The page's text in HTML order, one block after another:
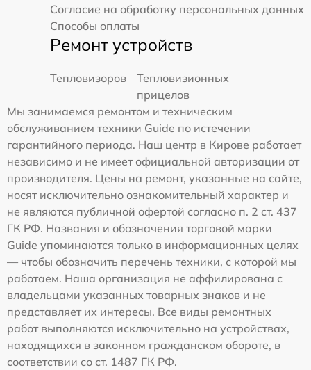
Согласие на обработку персональных данных
Способы оплаты
Ремонт устройств
Тепловизоров
Тепловизионных
прицелов
Мы занимаемся ремонтом и техническим
обслуживанием техники Guide по истечении
гарантийного периода. Наш центр в Кирове работает
независимо и не имеет официальной авторизации от
производителя. Цены на ремонт, указанные на сайте,
носят исключительно ознакомительный характер и
не являются публичной офертой согласно п. 2 ст. 437
ГК РФ. Названия и обозначения торговой марки
Guide упоминаются только в информационных целях
— чтобы обозначить перечень техники, с которой мы
работаем. Наша организация не аффилирована с
владельцами указанных товарных знаков и не
представляет их интересы. Все виды ремонтных
работ выполняются исключительно на устройствах,
находящихся в законном гражданском обороте, в
соответствии со ст. 1487 ГК РФ.